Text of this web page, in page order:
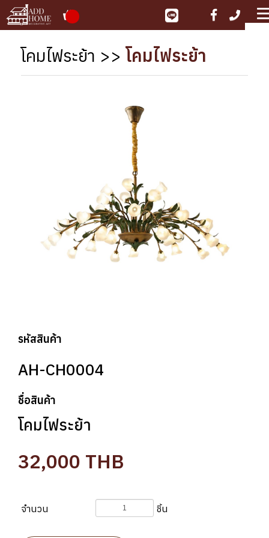
โคมไฟระย้า >> โคมไฟระย้า
รหัสสินค้า
AH-CH0004
ชื่อสินค้า
โคมไฟระย้า
32,000 THB
จำนวน ชิ้น